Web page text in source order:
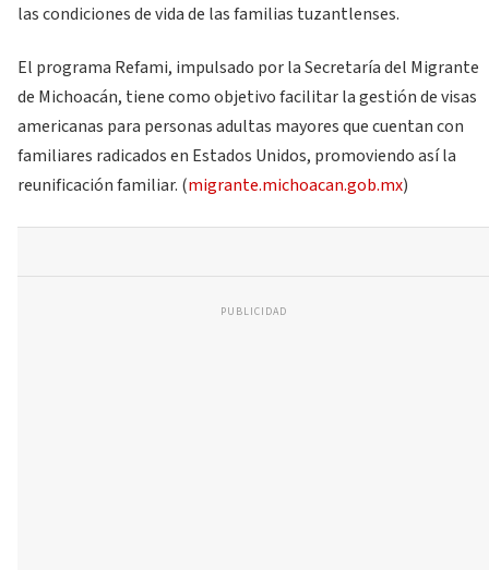
las condiciones de vida de las familias tuzantlenses.
El programa Refami, impulsado por la Secretaría del Migrante
de Michoacán, tiene como objetivo facilitar la gestión de visas
americanas para personas adultas mayores que cuentan con
familiares radicados en Estados Unidos, promoviendo así la
reunificación familiar. (migrante.michoacan.gob.mx)
PUBLICIDAD